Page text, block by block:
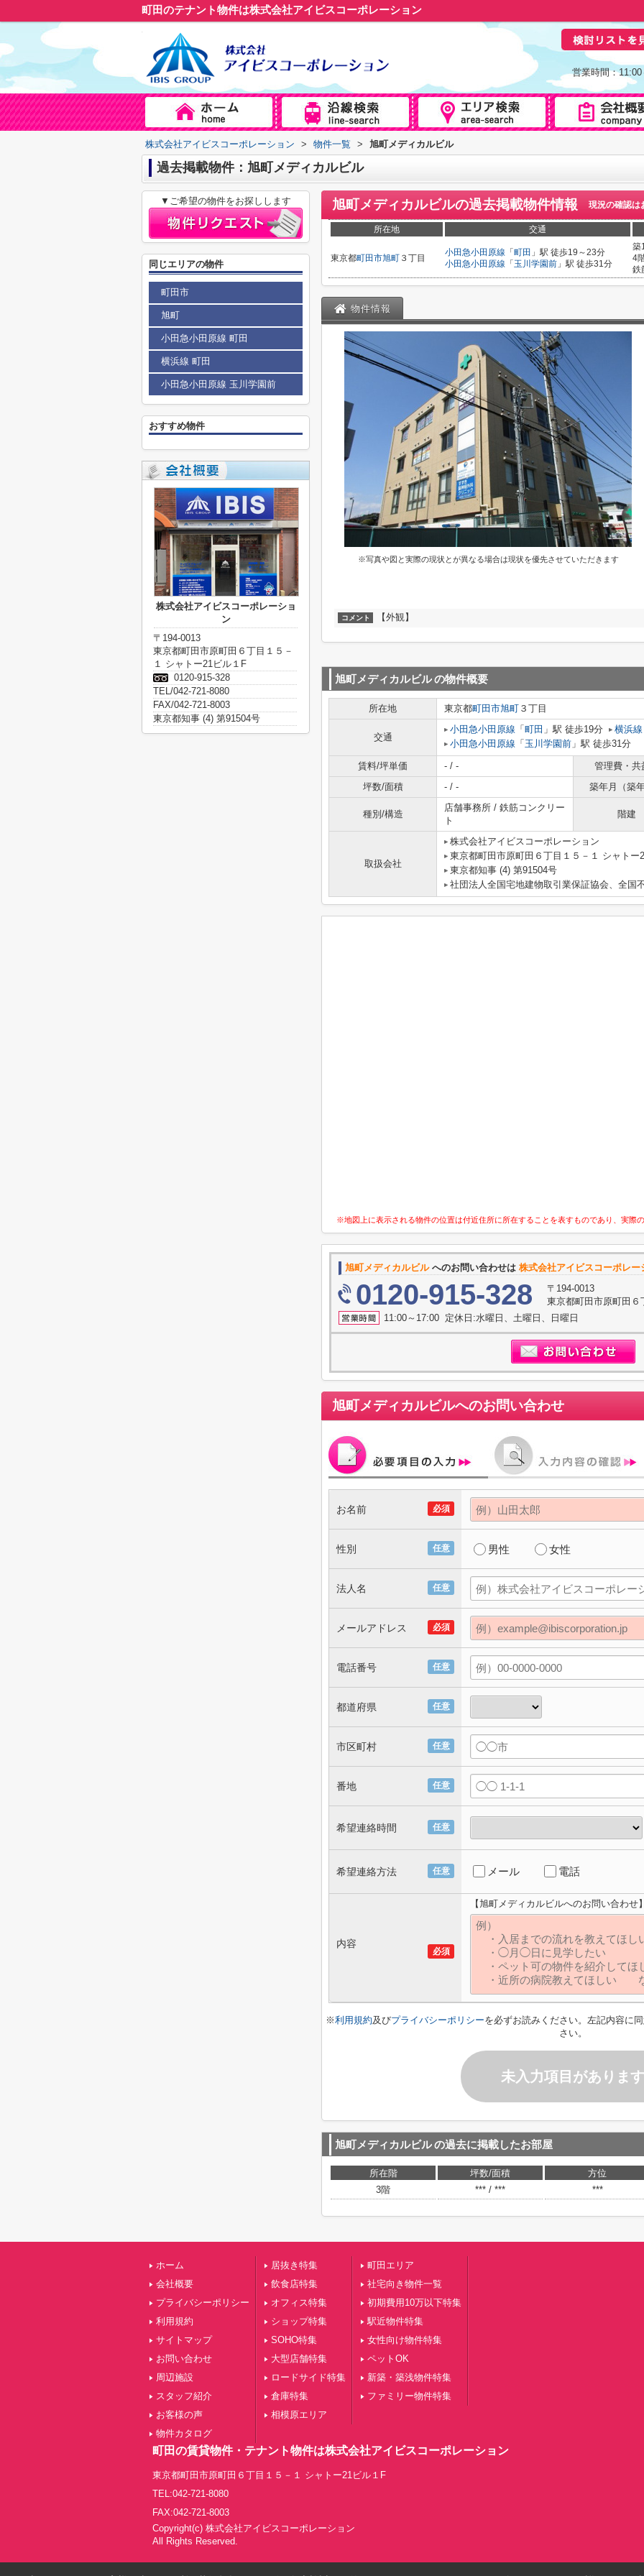
町田のテナント物件は株式会社アイビスコーポレーション
営業時間：
株式会社アイビスコーポレーション > 物件一覧 > 旭町メディカルビル
過去掲載物件：旭町メディカルビル
旭町メディカルビルの過去掲載物件情報 現況の確認は
所在地 交通
東京都町田市旭町 ３丁目
小田急小田原線 「 町田 」駅 徒歩19～23分
小田急小田原線 「 玉川学園前 」駅 徒歩31分
築
4
鉄
物件情報
※写真や図と実際の現状とが異なる場合は現状を優先させていただきます
コメント 【外観】
旭町メディカルビルの物件概要
所在地 東京都町田市旭町 ３丁目
交通
小田急小田原線 「 町田 」駅 徒歩19分 横浜線
小田急小田原線 「 玉川学園前 」駅 徒歩31分
賃料/坪単価 - / -
管理費・共
坪数/面積
- / - 築年月（築
種別/構造
店舗事務所 / 鉄筋コンクリー
ト
階建
取扱会社
株式会社アイビスコーポレーション
東京都町田市原町田６丁目１５－１ シャトー
東京都知事 (4) 第91504号
社団法人全国宅地建物取引業保証協会、全国
※地図上に表示される物件の位置は付近住所に所在することを表すものであり、実際
旭町メディカルビルへのお問い合わせは 株式会社アイビスコーポレー
0120-915-328
〒194-0013
東京都町田市原町田
11:00～17:00 定休日:水曜日、土曜日、日曜日
旭町メディカルビルへのお問い合わせ
必須
お名前
任意
性別 男性 女性
任意
法人名
必須
メールアドレス
任意
電話番号
任意
都道府県
任意
市区町村
任意
番地
任意
希望連絡時間
任意
希望連絡方法 メール 電話
必須
内容
【旭町メディカルビルへのお問い合わせ
※利用規約及びプライバシーポリシーを必ずお読みください。左記内容に
さい。
未入力項目があります
旭町メディカルビルの過去に掲載したお部屋
所在階 坪数/面積
方位
3階
*** / *** ***
▼ご希望の物件をお探しします
同じエリアの物件
町田市
旭町
小田急小田原線 町田
横浜線 町田
小田急小田原線 玉川学園前
おすすめ物件
株式会社アイビスコーポレーショ
ン
〒194-0013
東京都町田市原町田６丁目１５－
１ シャトー21ビル１F
0120-915-328
TEL/042-721-8080
FAX/042-721-8003
東京都知事 (4) 第91504号
ホーム
会社概要
プライバシーポリシー
利用規約
サイトマップ
お問い合わせ
周辺施設
スタッフ紹介
お客様の声
物件カタログ
居抜き特集
飲食店特集
オフィス特集
ショップ特集
SOHO特集
大型店舗特集
ロードサイド特集
倉庫特集
相模原エリア
町田エリア
社宅向き物件一覧
初期費用10万以下特集
駅近物件特集
女性向け物件特集
ペットOK
新築・築浅物件特集
ファミリー物件特集
町田の賃貸物件・テナント物件は株式会社アイビスコーポレーション
東京都町田市原町田６丁目１５－１ シャトー21ビル１F
TEL:042-721-8080
FAX:042-721-8003
Copyright(c) 株式会社アイビスコーポレーション
All Rights Reserved.